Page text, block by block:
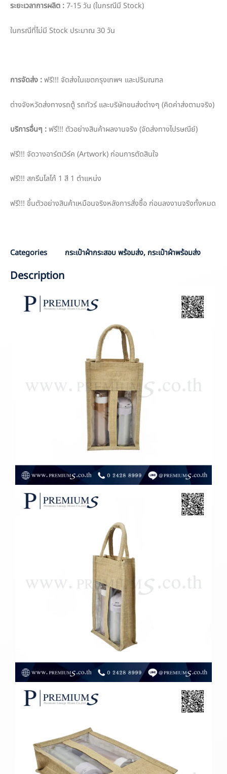
ระยะเวลาการผลิต :7-15 วัน (ในกรณีมี Stock)
ในกรณีที่ไม่มี Stock ประมาณ 30 วัน
การจัดส่ง :ฟรี!!! จัดส่งในเขตกรุงเทพฯ และปริมณฑล
ต่างจังหวัดส่งทางรถตู้ รถทัวร์ และบริษัทขนส่งต่างๆ (คิดค่าส่งตามจริง)
บริการอื่นๆ :ฟรี!!! ตัวอย่างสินค้าผลงานจริง (จัดส่งทางไปรษณีย์)
ฟรี!!! จัดวางอาร์ตเวิร์ค (Artwork) ก่อนการตัดสินใจ
ฟรี!!! สกรีนโลโก้ 1 สี 1 ตำแหน่ง
ฟรี!!! ขึ้นตัวอย่างสินค้าเหมือนจริงหลังการสั่งซื้อ ก่อนลงงานจริงทั้งหมด
Categories กระเป๋าผ้ากระสอบ พร้อมส่ง, กระเป๋าผ้าพร้อมส่ง
Description